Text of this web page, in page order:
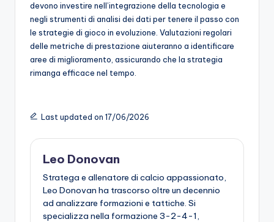
devono investire nell’integrazione della tecnologia e
negli strumenti di analisi dei dati per tenere il passo con
le strategie di gioco in evoluzione. Valutazioni regolari
delle metriche di prestazione aiuteranno a identificare
aree di miglioramento, assicurando che la strategia
rimanga efficace nel tempo.
Last updated on 17/06/2026
Leo Donovan
Stratega e allenatore di calcio appassionato,
Leo Donovan ha trascorso oltre un decennio
ad analizzare formazioni e tattiche. Si
specializza nella formazione 3-2-4-1,